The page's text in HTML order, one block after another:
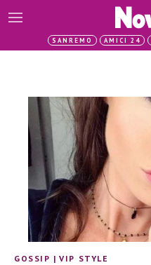
SANREMO AMICI 24
GOSSIP |VIP STYLE